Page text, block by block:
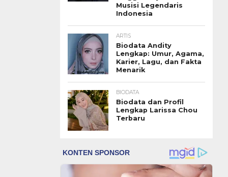
Musisi Legendaris
Indonesia
ARTIS
Biodata Andity
Lengkap: Umur, Agama,
Karier, Lagu, dan Fakta
Menarik
BIODATA
Biodata dan Profil
Lengkap Larissa Chou
Terbaru